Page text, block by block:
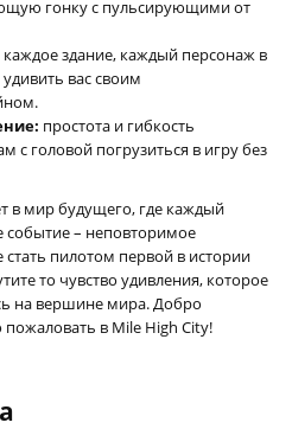
гонку с пульсирующими от
каждое здание, каждый персонаж в
вас своим
простота и гибкость
с головой погрузиться в игру без
в мир будущего, где каждый
событие – неповторимое
пилотом первой в истории
то чувство удивления, которое
на вершине мира. Добро
в Mile High City!